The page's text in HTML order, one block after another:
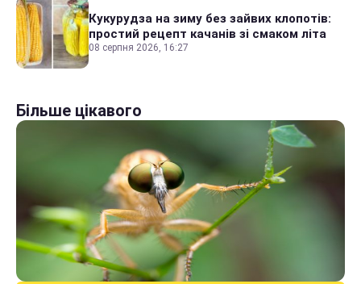
Кукурудза на зиму без зайвих клопотів:
простий рецепт качанів зі смаком літа
08 серпня 2026, 16:27
Більше цікавого